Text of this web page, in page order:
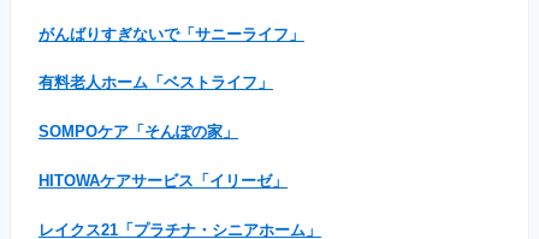
がんばりすぎないで「サニーライフ」
有料老人ホーム「ベストライフ」
SOMPOケア「そんぽの家」
HITOWAケアサービス「イリーゼ」
レイクス21「プラチナ・シニアホーム」